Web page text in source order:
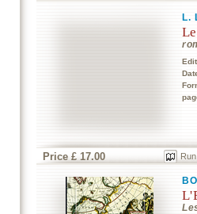
L.
Price £ 17.00